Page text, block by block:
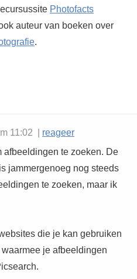
Photofacts
auteur van boeken over
.
11:02 | reageer
afbeeldingen te zoeken. De
jammergenoeg nog steeds
te zoeken, maar ik
die je kan gebruiken
je afbeeldingen